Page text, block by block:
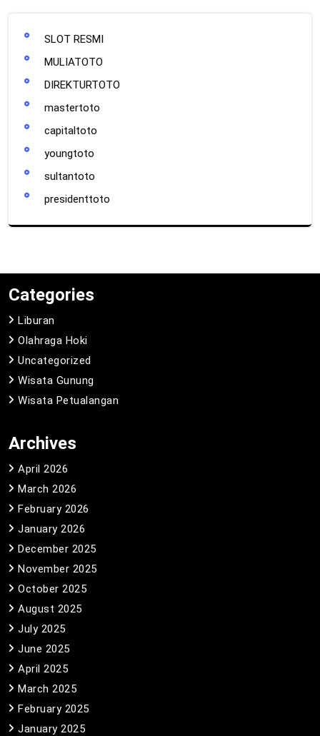
SLOT RESMI
MULIATOTO
DIREKTURTOTO
mastertoto
capitaltoto
youngtoto
sultantoto
presidenttoto
Categories
Liburan
Olahraga Hoki
Uncategorized
Wisata Gunung
Wisata Petualangan
Archives
April 2026
March 2026
February 2026
January 2026
December 2025
November 2025
October 2025
August 2025
July 2025
June 2025
April 2025
March 2025
February 2025
January 2025